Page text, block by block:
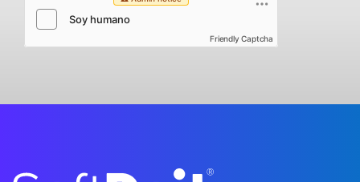
Friendly Captcha